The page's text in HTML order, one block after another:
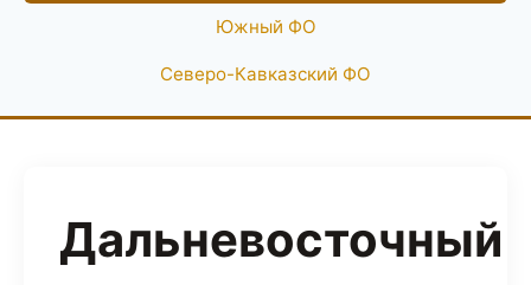
Южный ФО
Северо-Кавказский ФО
Дальневосточный